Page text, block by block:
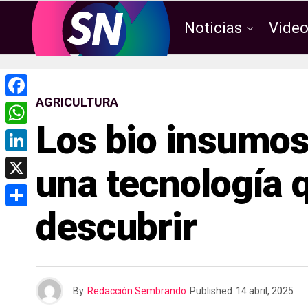
Noticias
AGRICULTURA
Los bio
una tecnología
descubrir
By Redacción Sembrando Published 14 abril, 2025
F
a
c
e
b
W
h
a
L
i
n
X